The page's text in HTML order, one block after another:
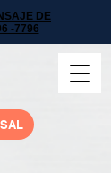
DE
-7796